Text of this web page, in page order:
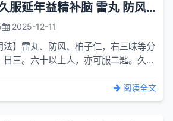
不老延年秘方 久服延年益精补脑 雷丸 防风 柏子仁 右三味等分为末
2025-12-11
】雷丸、防风、柏子仁，右三味等分
三。六十以上人，亦可服二匙。久服
阅读全文